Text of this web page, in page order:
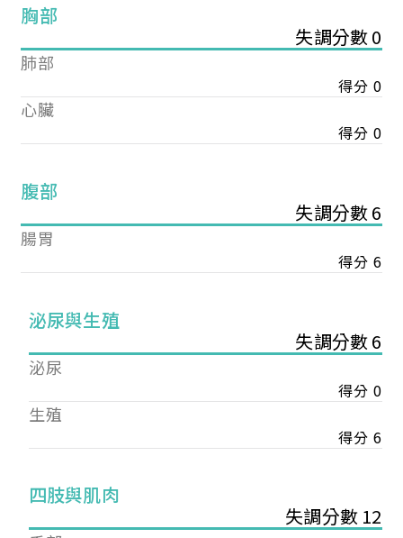
胸部
失調分數 0
肺部
得分 0
心臟
得分 0
腹部
失調分數 6
腸胃
得分 6
泌尿與生殖
失調分數 6
泌尿
得分 0
生殖
得分 6
四肢與肌肉
失調分數 12
您已成功送出會員申請
您好，您的會員申請，已成功送出，經本協會理事